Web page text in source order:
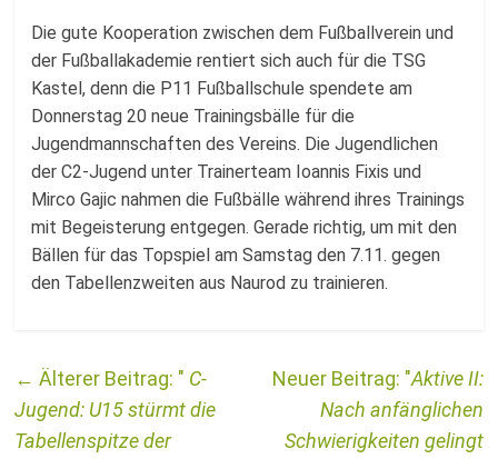
Die gute Kooperation zwischen dem Fußballverein und
der Fußballakademie rentiert sich auch für die TSG
Kastel, denn die P11 Fußballschule spendete am
Donnerstag 20 neue Trainingsbälle für die
Jugendmannschaften des Vereins. Die Jugendlichen
der C2-Jugend unter Trainerteam Ioannis Fixis und
Mirco Gajic nahmen die Fußbälle während ihres Trainings
mit Begeisterung entgegen. Gerade richtig, um mit den
Bällen für das Topspiel am Samstag den 7.11. gegen
den Tabellenzweiten aus Naurod zu trainieren.
←
C-
Jugend: U15 stürmt die
Tabellenspitze der
Aktive II:
Nach anfänglichen
Schwierigkeiten gelingt